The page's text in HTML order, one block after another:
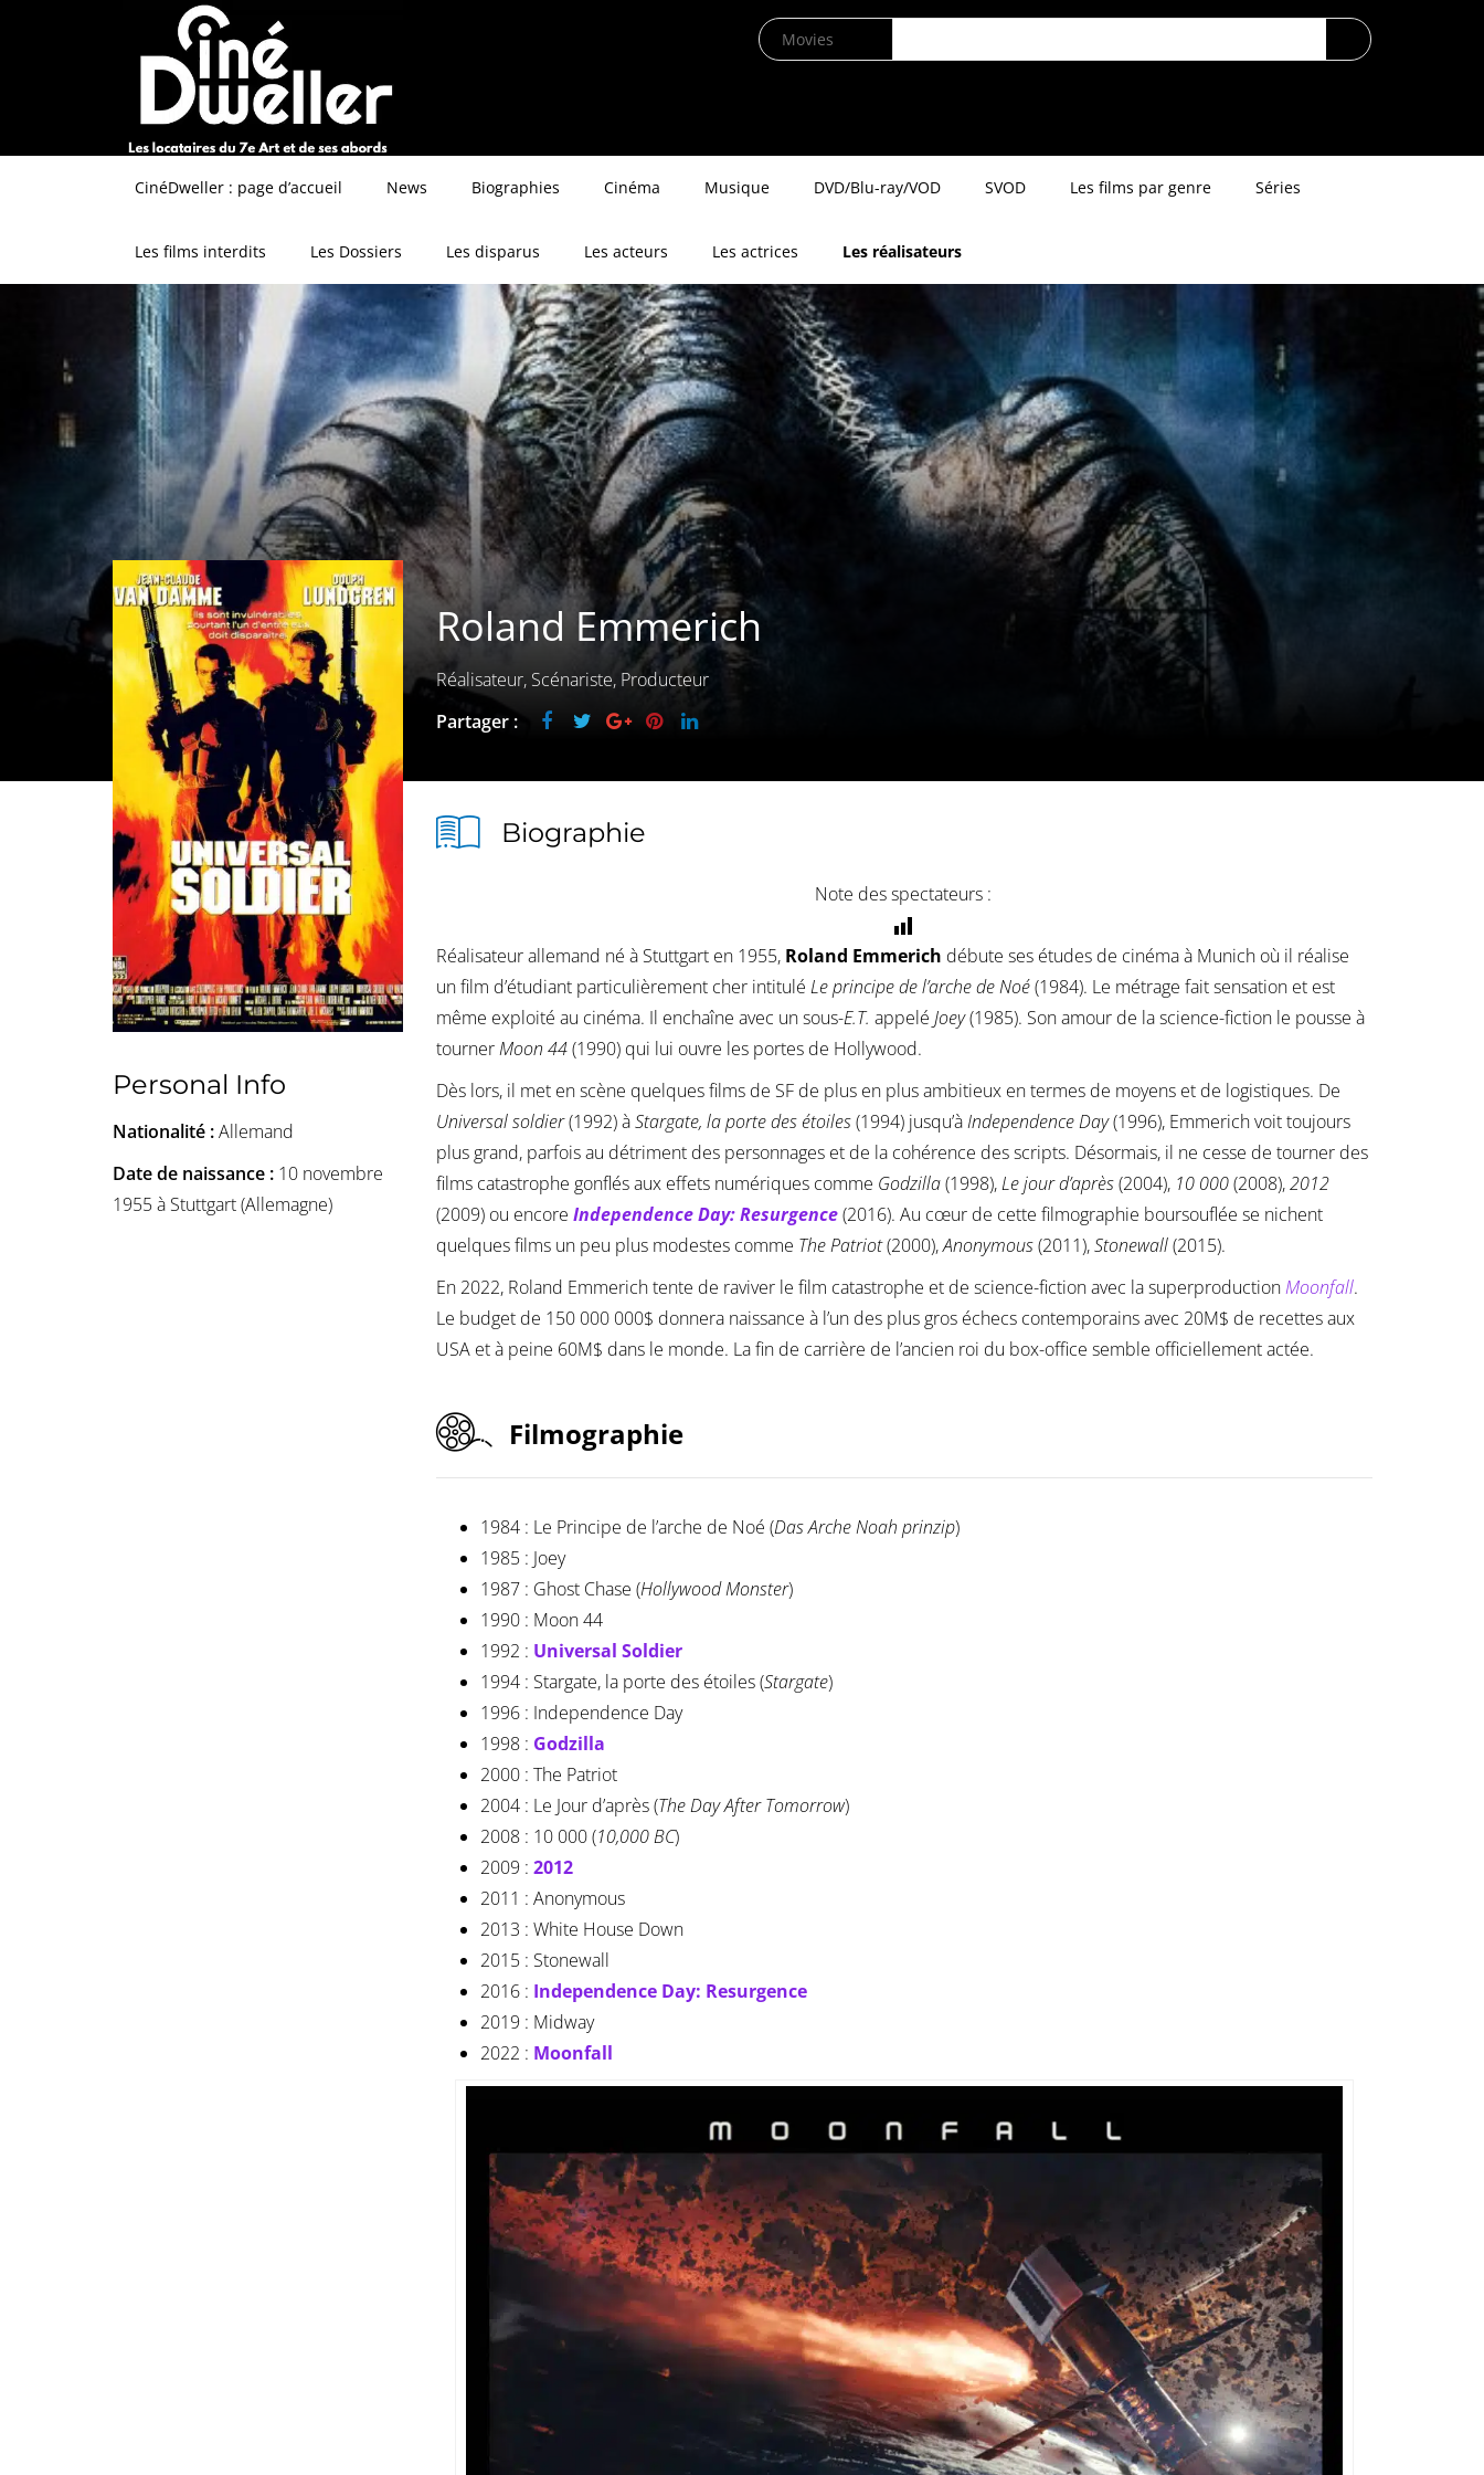
CinéDweller : page d’accueil News Biographies Cinéma Musique DVD/Blu-ray/VOD SVOD Les films par genre Séries
Les films interdits Les Dossiers Les disparus Les acteurs Les actrices Les réalisateurs
Roland Emmerich
Réalisateur, Scénariste, Producteur
Partager :
Personal Info
Nationalité :Allemand
Date de naissance : 10 novembre
1955 à Stuttgart (Allemagne)
Biographie
Note des spectateurs :
Réalisateur allemand né à Stuttgart en 1955, Roland Emmerich débute ses études de cinéma à Munich où il réalise
un film d’étudiant particulièrement cher intitulé Le principe de l’arche de Noé(1984). Le métrage fait sensation et est
même exploité au cinéma. Il enchaîne avec un sous-E.T. appelé Joey(1985). Son amour de la science-fiction le pousse à
tournerMoon 44(1990) qui lui ouvre les portes de Hollywood.
Dès lors, il met en scène quelques films de SF de plus en plus ambitieux en termes de moyens et de logistiques. De
Universal soldier(1992) àStargate, la porte des étoiles(1994) jusqu’àIndependence Day(1996), Emmerich voit toujours
plus grand, parfois au détriment des personnages et de la cohérence des scripts. Désormais, il ne cesse de tourner des
films catastrophe gonflés aux effets numériques comme Godzilla(1998),Le jour d’après(2004), 10 000(2008),2012
(2009) ou encore Independence Day: Resurgence(2016). Au cœur de cette filmographie boursouflée se nichent
quelques films un peu plus modestes comme The Patriot(2000),Anonymous(2011),Stonewall(2015).
En 2022, Roland Emmerich tente de raviver le film catastrophe et de science-fiction avec la superproductionMoonfall.
Le budget de 150 000 000$ donnera naissance à l’un des plus gros échecs contemporains avec 20M$ de recettes aux
USA et à peine 60M$ dans le monde. La fin de carrière de l’ancien roi du box-office semble officiellement actée.
Filmographie
1984 : Le Principe de l’arche de Noé (Das Arche Noah prinzip)
1985 : Joey
1987 : Ghost Chase (Hollywood Monster)
1990 : Moon 44
1992 : Universal Soldier
1994 : Stargate, la porte des étoiles (Stargate)
1996 : Independence Day
1998 : Godzilla
2000 : The Patriot
2004 : Le Jour d’après (The Day After Tomorrow)
2008 : 10 000 (10,000 BC)
2009 : 2012
2011 : Anonymous
2013 : White House Down
2015 : Stonewall
2016 : Independence Day: Resurgence
2019 : Midway
2022 : Moonfall